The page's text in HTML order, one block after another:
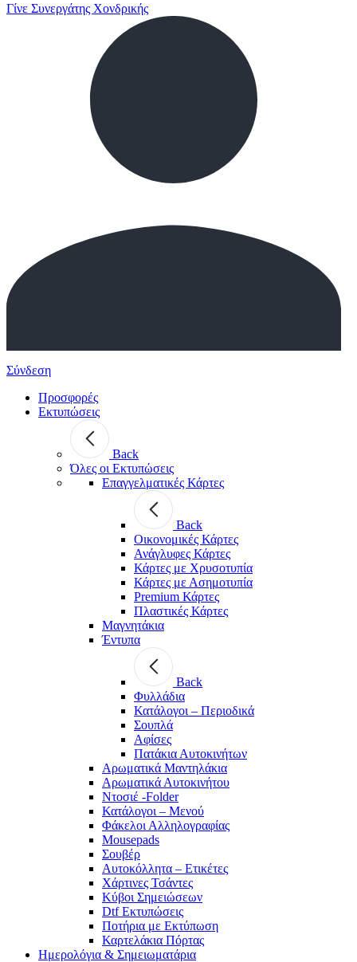
Γίνε Συνεργάτης Χονδρικής
Σύνδεση
Προσφορές
Εκτυπώσεις
Back
Όλες οι Εκτυπώσεις
Επαγγελματικές Κάρτες
Back
Οικονομικές Κάρτες
Ανάγλυφες Κάρτες
Κάρτες με Χρυσοτυπία
Κάρτες με Ασημοτυπία
Premium Κάρτες
Πλαστικές Κάρτες
Μαγνητάκια
Έντυπα
Back
Φυλλάδια
Κατάλογοι – Περιοδικά
Σουπλά
Αφίσες
Πατάκια Αυτοκινήτων
Αρωματικά Μαντηλάκια
Αρωματικά Αυτοκινήτου
Ντοσιέ -Folder
Κατάλογοι – Μενού
Φάκελοι Αλληλογραφίας
Mousepads
Σουβέρ
Αυτοκόλλητα – Ετικέτες
Χάρτινες Τσάντες
Κύβοι Σημειώσεων
Dtf Εκτυπώσεις
Ποτήρια με Εκτύπωση
Καρτελάκια Πόρτας
Ημερολόγια & Σημειωματάρια